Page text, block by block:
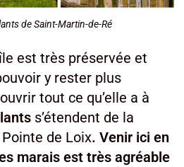
de Saint-Martin-de-Ré
est très préservée et
y rester plus
tout ce qu’elle a à
s’étendent de la
de Loix. Venir ici en
marais est très agréable